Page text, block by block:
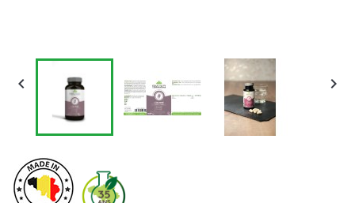
 